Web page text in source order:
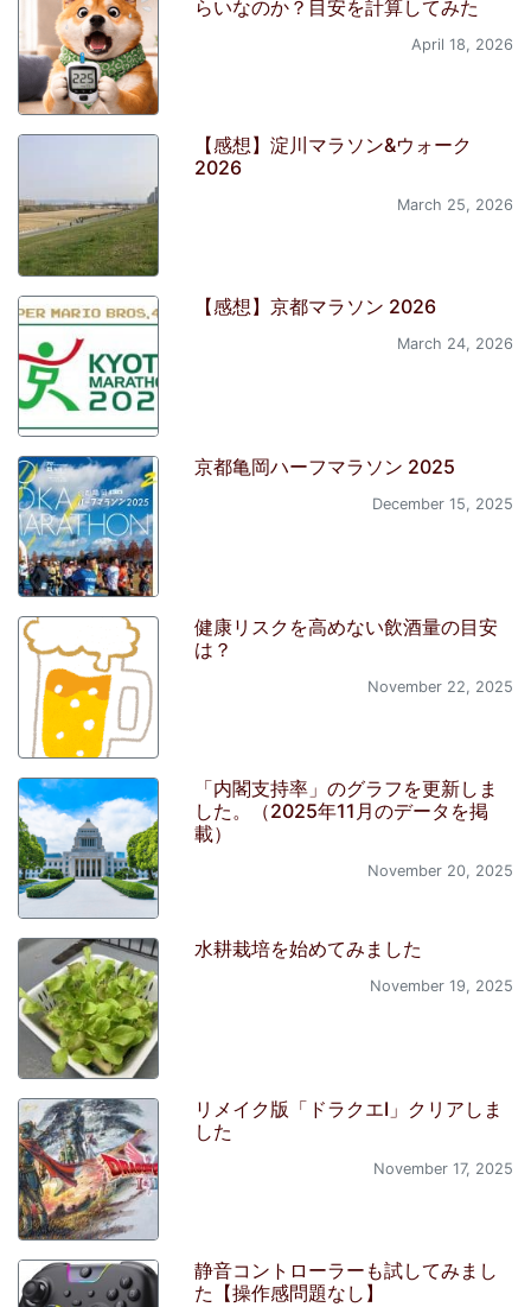
らいなのか？目安を計算してみた
April 18, 2026
【感想】淀川マラソン&ウォーク
2026
March 25, 2026
【感想】京都マラソン 2026
March 24, 2026
京都亀岡ハーフマラソン 2025
December 15, 2025
健康リスクを高めない飲酒量の目安
は？
November 22, 2025
「内閣支持率」のグラフを更新しま
した。（2025年11月のデータを掲
載）
November 20, 2025
水耕栽培を始めてみました
November 19, 2025
リメイク版「ドラクエI」クリアしま
した
November 17, 2025
静音コントローラーも試してみまし
た【操作感問題なし】